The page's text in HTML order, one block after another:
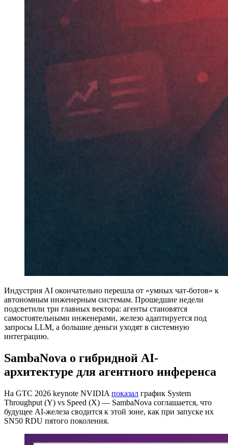
Индустрия AI окончательно перешла от «умных чат-ботов» к
автономным инженерным системам. Прошедшие недели
подсветили три главных вектора: агенты становятся
самостоятельными инженерами, железо адаптируется под
запросы LLM, а большие деньги уходят в системную
интеграцию.
SambaNova о гибридной AI-
архитектуре для агентного инференса
На GTC 2026 keynote NVIDIA показал график System
Throughput (Y) vs Speed (X) — SambaNova соглашается, что
будущее AI-железа сводится к этой зоне, как при запуске их
SN50 RDU пятого поколения.